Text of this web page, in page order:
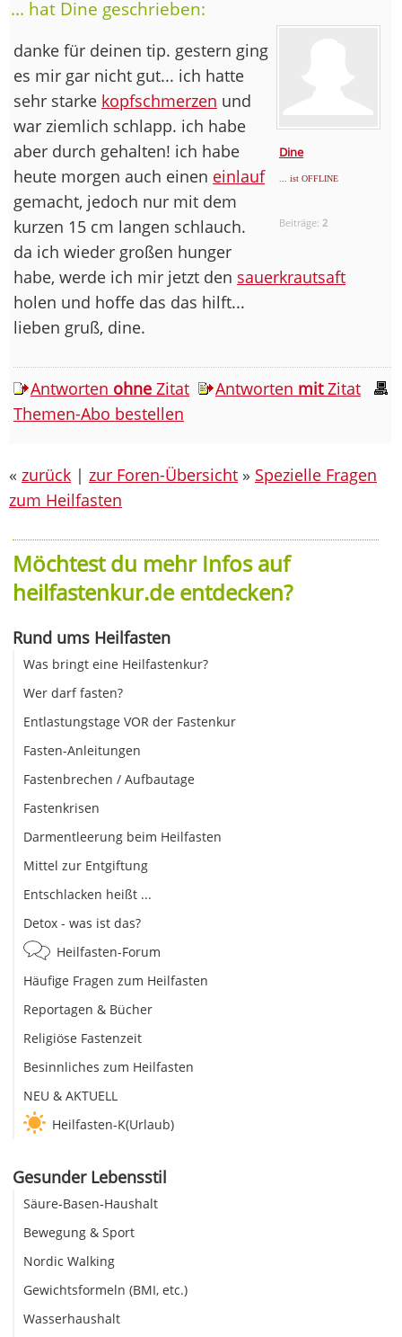
... hat Dine geschrieben:
Dine
... ist OFFLINE
Beiträge: 2
danke für deinen tip. gestern ging
es mir gar nicht gut... ich hatte
sehr starke kopfschmerzen und
war ziemlich schlapp. ich habe
aber durch gehalten! ich habe
heute morgen auch einen einlauf
gemacht, jedoch nur mit dem
kurzen 15 cm langen schlauch.
da ich wieder großen hunger
habe, werde ich mir jetzt den sauerkrautsaft
holen und hoffe das das hilft...
lieben gruß, dine.
Antworten ohne Zitat Antworten mitZitat
Themen-Abo bestellen
« zurück | zur Foren-Übersicht » Spezielle Fragen
zum Heilfasten
Möchtest du mehr Infos auf
heilfastenkur.de entdecken?
Rund ums Heilfasten
Was bringt eine Heilfastenkur?
Wer darf fasten?
Entlastungstage VOR der Fastenkur
Fasten-Anleitungen
Fastenbrechen / Aufbautage
Fastenkrisen
Darmentleerung beim Heilfasten
Mittel zur Entgiftung
Entschlacken heißt ...
Detox - was ist das?
Heilfasten-Forum
Häufige Fragen zum Heilfasten
Reportagen & Bücher
Religiöse Fastenzeit
Besinnliches zum Heilfasten
NEU & AKTUELL
Heilfasten-K(Urlaub)
Gesunder Lebensstil
Säure-Basen-Haushalt
Bewegung & Sport
Nordic Walking
Gewichtsformeln (BMI, etc.)
Wasserhaushalt